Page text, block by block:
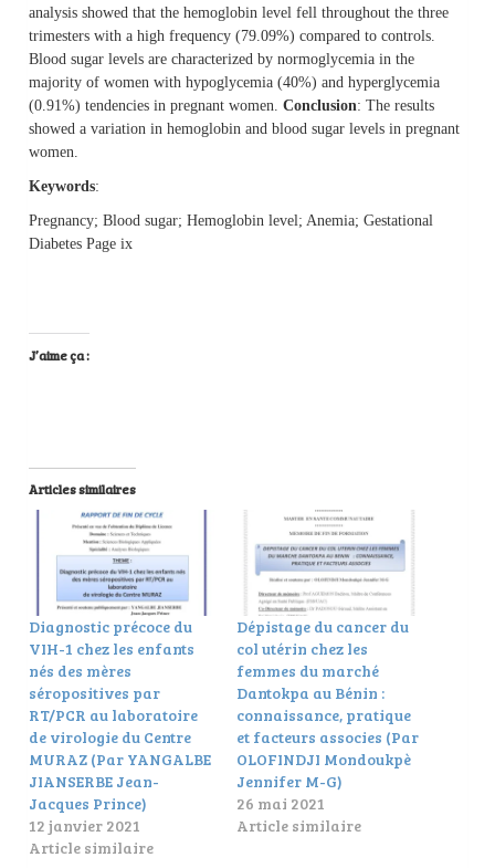
analysis showed that the hemoglobin level fell throughout the three
trimesters with a high frequency (79.09%) compared to controls.
Blood sugar levels are characterized by normoglycemia in the
majority of women with hypoglycemia (40%) and hyperglycemia
(0.91%) tendencies in pregnant women. Conclusion: The results
showed a variation in hemoglobin and blood sugar levels in pregnant
women.
Keywords:
Pregnancy; Blood sugar; Hemoglobin level; Anemia; Gestational
Diabetes Page ix
J’aime ça :
Articles similaires
Diagnostic précoce du
VIH-1 chez les enfants
nés des mères
séropositives par
RT/PCR au laboratoire
de virologie du Centre
MURAZ (Par YANGALBE
JIANSERBE Jean-
Jacques Prince)
12 janvier 2021
Article similaire
Dépistage du cancer du
col utérin chez les
femmes du marché
Dantokpa au Bénin :
connaissance, pratique
et facteurs associes (Par
OLOFINDJI Mondoukpè
Jennifer M-G)
26 mai 2021
Article similaire